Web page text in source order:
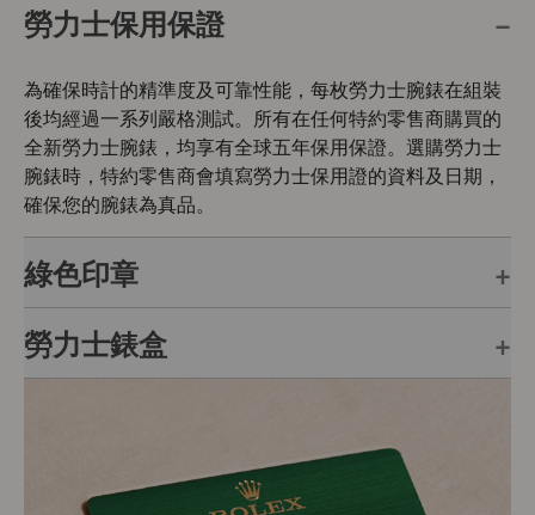
勞力士保用保證
為確保時計的精準度及可靠性能，每枚勞力士腕錶在組裝
後均經過一系列嚴格測試。所有在任何特約零售商購買的
全新勞力士腕錶，均享有全球五年保用保證。選購勞力士
腕錶時，特約零售商會填寫勞力士保用證的資料及日期，
確保您的腕錶為真品。
綠色印章
每枚勞力士腕錶均附有全球五年保用保證，並附上綠色印
章，此印章是頂級天文台精密時計的象徵。此獨特標記證
勞力士錶盒
送禮之用亦非常合適，接收禮物者會感到愉悅非常。